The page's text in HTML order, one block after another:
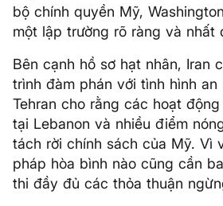
bộ chính quyền Mỹ,
một lập trường rõ ràng và nhất
Bên cạnh hồ sơ hạt nhân, Iran
trình đàm phán với tình hình an
Tehran cho rằng các hoạt
tại Lebanon và nhiều điểm
tách rời chính sách của Mỹ. Vì
pháp hòa bình nào cũng cần
thi đầy đủ các thỏa thuận